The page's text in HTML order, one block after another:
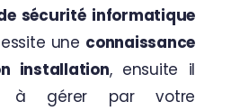
sécurité informatique
une connaissance
installation, ensuite il
à gérer par votre